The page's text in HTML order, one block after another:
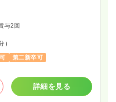
与2回
）
第二新卒可
詳細を見る